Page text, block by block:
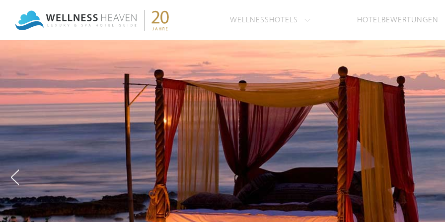
WELLNESSHOTELS HOTELBEWERTUNGEN